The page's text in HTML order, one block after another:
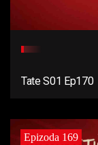
Tate S01 Ep170
Epizoda 169